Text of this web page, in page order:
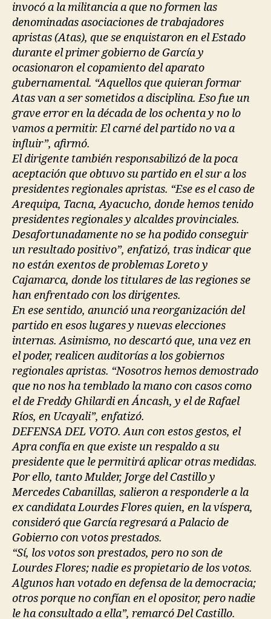
invocó a la militancia a que no formen las
denominadas asociaciones de trabajadores
apristas (Atas), que se enquistaron en el Estado
durante el primer gobierno de García y
ocasionaron el copamiento del aparato
gubernamental. “Aquellos que quieran formar
Atas van a ser sometidos a disciplina. Eso fue un
grave error en la década de los ochenta y no lo
vamos a permitir. El carné del partido no va a
influir”, afirmó.
El dirigente también responsabilizó de la poca
aceptación que obtuvo su partido en el sur a los
presidentes regionales apristas. “Ese es el caso de
Arequipa, Tacna, Ayacucho, donde hemos tenido
presidentes regionales y alcaldes provinciales.
Desafortunadamente no se ha podido conseguir
un resultado positivo”, enfatizó, tras indicar que
no están exentos de problemas Loreto y
Cajamarca, donde los titulares de las regiones se
han enfrentado con los dirigentes.
En ese sentido, anunció una reorganización del
partido en esos lugares y nuevas elecciones
internas. Asimismo, no descartó que, una vez en
el poder, realicen auditorías a los gobiernos
regionales apristas. “Nosotros hemos demostrado
que no nos ha temblado la mano con casos como
el de Freddy Ghilardi en Áncash, y el de Rafael
Ríos, en Ucayali”, enfatizó.
DEFENSA DEL VOTO. Aun con estos gestos, el
Apra confía en que existe un respaldo a su
presidente que le permitirá aplicar otras medidas.
Por ello, tanto Mulder, Jorge del Castillo y
Mercedes Cabanillas, salieron a responderle a la
ex candidata Lourdes Flores quien, en la víspera,
consideró que García regresará a Palacio de
Gobierno con votos prestados.
“Sí, los votos son prestados, pero no son de
Lourdes Flores; nadie es propietario de los votos.
Algunos han votado en defensa de la democracia;
otros porque no confían en el opositor, pero nadie
le ha consultado a ella”, remarcó Del Castillo.